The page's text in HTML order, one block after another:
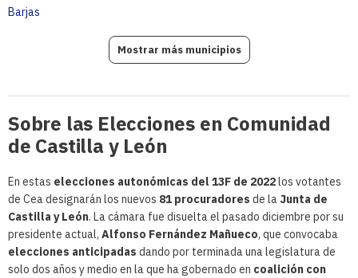
Barjas
Mostrar más municipios
Sobre las Elecciones en Comunidad
de Castilla y León
En estas elecciones autonómicas del 13F de 2022los votantes
de Cea designarán los nuevos 81 procuradores de la Junta de
Castilla y León. La cámara fue disuelta el pasado diciembre por su
presidente actual, Alfonso Fernández Mañueco, que convocaba
elecciones anticipadas dando por terminada una legislatura de
solo dos años y medio en la que ha gobernado en coalición con